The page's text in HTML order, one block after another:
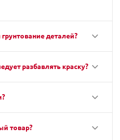
деталей?
разбавлять краску?
товар?